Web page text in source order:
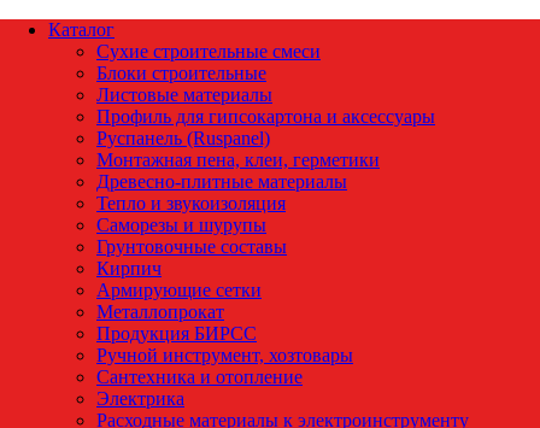
Каталог
Сухие строительные смеси
Блоки строительные
Листовые материалы
Профиль для гипсокартона и аксессуары
Руспанель (Ruspanel)
Монтажная пена, клеи, герметики
Древесно-плитные материалы
Тепло и звукоизоляция
Саморезы и шурупы
Грунтовочные составы
Кирпич
Армирующие сетки
Металлопрокат
Продукция БИРСС
Ручной инструмент, хозтовары
Сантехника и отопление
Электрика
Расходные материалы к электроинструменту